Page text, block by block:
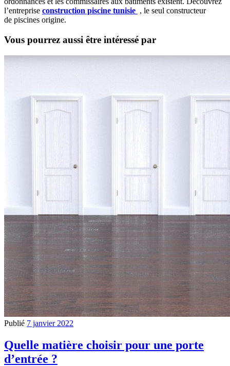
l’entreprise construction piscine tunisie , le seul constructeur
de piscines origine.
Vous pourrez aussi être intéressé par
Publié 7 janvier 2022
Quelle matière choisir pour une porte
d’entrée ?